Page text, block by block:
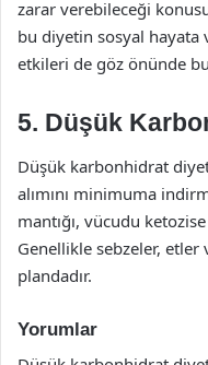
zarar verebileceği
bu diyetin sosyal
etkileri de göz önünde
5. Düşük
Düşük karbonhidrat
alımını minimuma
mantığı, vücudu
Genellikle sebzeler, etler
plandadır.
Yorumlar